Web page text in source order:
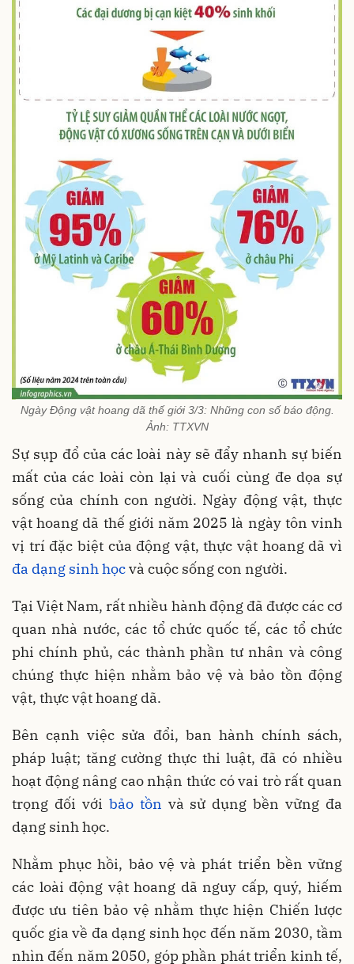
Ngày Động vật hoang dã thế giới 3/3: Những con số báo động.
Ảnh: TTXVN
Sự sụp đổ của các loài này sẽ đẩy nhanh sự biến
mất của các loài còn lại và cuối cùng đe dọa sự
sống của chính con người. Ngày động vật, thực
vật hoang dã thế giới năm 2025 là ngày tôn vinh
vị trí đặc biệt của động vật, thực vật hoang dã vì
đa dạng sinh họcvà cuộc sống con người.
Tại Việt Nam, rất nhiều hành động đã được các cơ
quan nhà nước, các tổ chức quốc tế, các tổ chức
phi chính phủ, các thành phần tư nhân và công
chúng thực hiện nhằm bảo vệ và bảo tồn động
vật, thực vật hoang dã.
Bên cạnh việc sửa đổi, ban hành chính sách,
pháp luật; tăng cường thực thi luật, đã có nhiều
hoạt động nâng cao nhận thức có vai trò rất quan
trọng đối với bảo tồn và sử dụng bền vững đa
dạng sinh học.
Nhằm phục hồi, bảo vệ và phát triển bền vững
các loài động vật hoang dã nguy cấp, quý, hiếm
được ưu tiên bảo vệ nhằm thực hiện Chiến lược
quốc gia về đa dạng sinh học đến năm 2030, tầm
nhìn đến năm 2050, góp phần phát triển kinh tế,